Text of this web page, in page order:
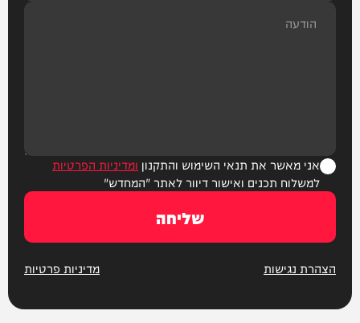
אני מאשר את תנאי השימוש והתקנון ומדיניות הפרטיות
למשלוח תכנים ואישור דיוור לאתר "המחדש"
שליחה
הצהרת נגישות מדיניות פרטיות